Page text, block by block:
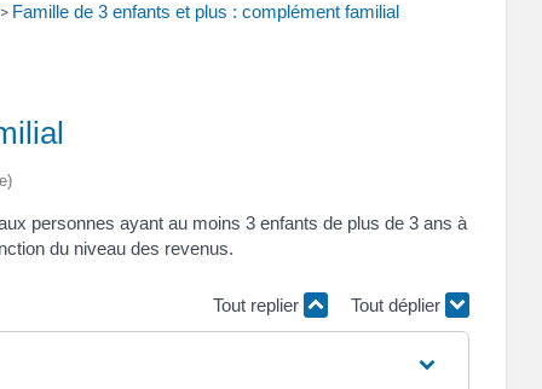
Famille de 3 enfants et plus : complément familial
personnes ayant au moins 3 enfants de plus de 3 ans à
du niveau des revenus.
Tout replier Tout déplier